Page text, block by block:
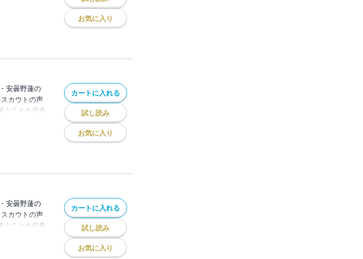
真代。ここ
お気に入り
安曇野蓮の
カウトの声
ぐことを信条
真代。ここ
カートに入れる
試し読み
お気に入り
安曇野蓮の
カウトの声
ぐことを信条
真代。ここ
カートに入れる
試し読み
お気に入り